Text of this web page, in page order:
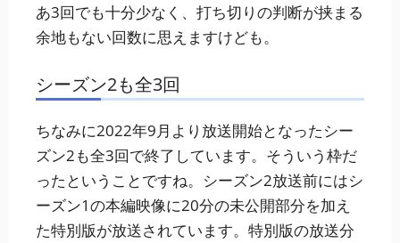
あ3回でも十分少なく、打ち切りの判断が挟まる
余地もない回数に思えますけども。
シーズン2も全3回
ちなみに2022年9月より放送開始となったシー
ズン2も全3回で終了しています。そういう枠だ
ったということですね。シーズン2放送前にはシ
ーズン1の本編映像に20分の未公開部分を加え
た特別版が放送されています。特別版の放送分